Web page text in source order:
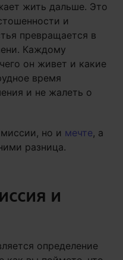
жить дальше. Это
и
превращается в
Каждому
он живет и какие
время
и не жалеть о
но и мечте, а
разница.
и
определение